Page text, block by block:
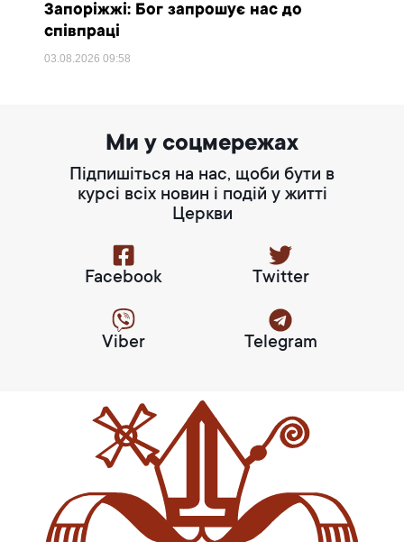
Запоріжжі: Бог запрошує нас до
співпраці
03.08.202609:58
Ми у соцмережах
Підпишіться на нас, щоби бути в
курсі всіх новин і подій у житті
Церкви
Facebook Twitter
Viber Telegram